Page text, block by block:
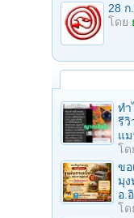
28
โดย
ทำ
รีวิ
แ
โด
ขอ
มุง
อ.
โ